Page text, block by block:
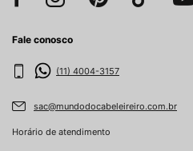
Fale conosco
(11) 4004-3157
sac@mundodocabeleireiro.com.br
Horário de atendimento